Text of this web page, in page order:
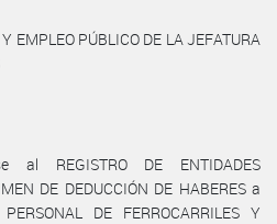
EMPLEO PÚBLICO DE LA JEFATURA
al REGISTRO DE ENTIDADES
DE DEDUCCIÓN DE HABERES a
DE FERROCARRILES Y